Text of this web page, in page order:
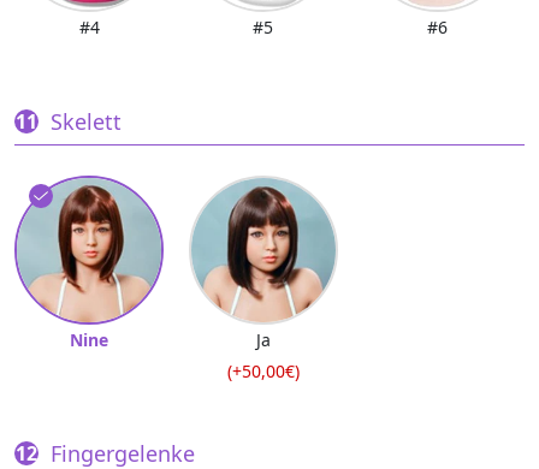
#4 #5 #6
Skelett
Nine
Ja
(+50,00€)
Fingergelenke